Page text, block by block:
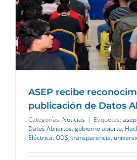
ASEP recibe
publicación de Datos
Categorías: Noticias | Etiquetas: asep
Datos Abiiertos, gobierno abierto,
Eléctrica, ODS, transparencia,